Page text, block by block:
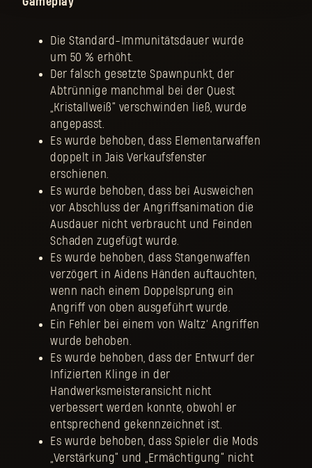
Die Standard-Immunitätsdauer wurde
um 50 % erhöht.
Der falsch gesetzte Spawnpunkt, der
Abtrünnige manchmal bei der Quest
„Kristallweiß“ verschwinden ließ, wurde
angepasst.
Es wurde behoben, dass Elementarwaffen
doppelt in Jais Verkaufsfenster
erschienen.
Es wurde behoben, dass bei Ausweichen
vor Abschluss der Angriffsanimation die
Ausdauer nicht verbraucht und Feinden
Schaden zugefügt wurde.
Es wurde behoben, dass Stangenwaffen
verzögert in Aidens Händen auftauchten,
wenn nach einem Doppelsprung ein
Angriff von oben ausgeführt wurde.
Ein Fehler bei einem von Waltz’ Angriffen
wurde behoben.
Es wurde behoben, dass der Entwurf der
Infizierten Klinge in der
Handwerksmeisteransicht nicht
verbessert werden konnte, obwohl er
entsprechend gekennzeichnet ist.
Es wurde behoben, dass Spieler die Mods
„Verstärkung“ und „Ermächtigung“ nicht